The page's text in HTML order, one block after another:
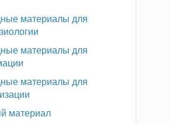
материалы для
материалы для
материалы для
материал